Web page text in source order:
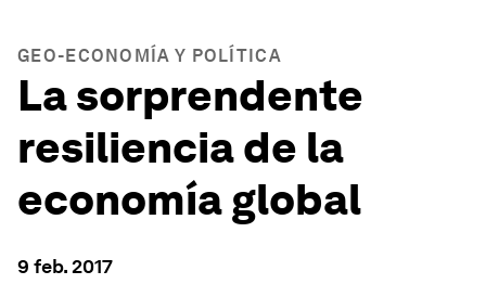
GEO-ECONOMÍA Y POLÍTICA
La sorprendente
resiliencia de la
economía global
9 feb. 2017